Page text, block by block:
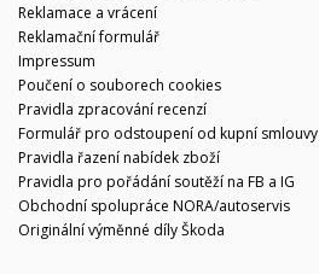
Reklamace a vrácení
Reklamační formulář
Impressum
Poučení o souborech cookies
Pravidla zpracování recenzí
Formulář pro odstoupení od kupní smlouvy
Pravidla řazení nabídek zboží
Pravidla pro pořádání soutěží na FB a IG
Obchodní spolupráce NORA/autoservis
Originální výměnné díly Škoda